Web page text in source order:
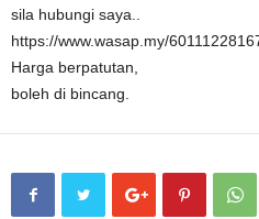
sila hubungi saya..
https://www.wasap.my/
Harga berpatutan,
boleh di bincang.